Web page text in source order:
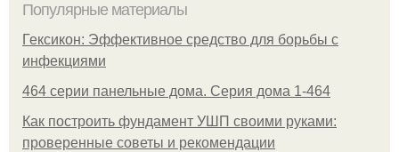
Популярные материалы
Гексикон: Эффективное средство для борьбы с
инфекциями
464 серии панельные дома. Серия дома 1-464
Как построить фундамент УШП своими руками:
проверенные советы и рекомендации